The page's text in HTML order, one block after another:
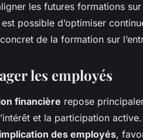
les futures formations
possible d’optimiser
de la formation sur
les employés
financière repose
et la participation active.
implication des employés,